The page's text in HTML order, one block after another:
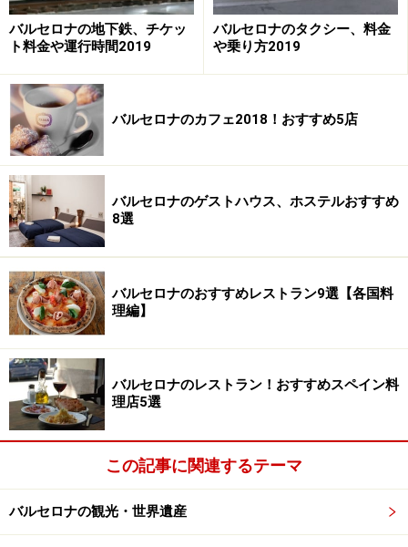
バルセロナの地下鉄、チケッ
ト料金や運行時間2019
バルセロナのタクシー、料金
や乗り方2019
バルセロナのカフェ2018！おすすめ5店
バルセロナのゲストハウス、ホステルおすすめ
8選
バルセロナのおすすめレストラン9選【各国料
理編】
バルセロナのレストラン！おすすめスペイン料
理店5選
この記事に関連するテーマ
バルセロナの観光・世界遺産